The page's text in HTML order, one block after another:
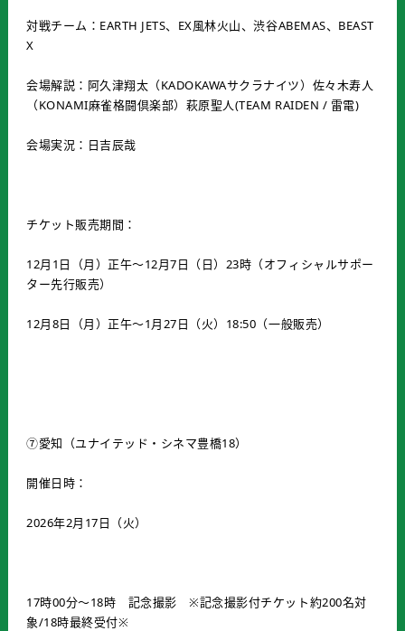
対戦チーム：EARTH JETS、EX風林火山、渋谷ABEMAS、BEAST
X
会場解説：阿久津翔太（KADOKAWAサクラナイツ）佐々木寿人
（KONAMI麻雀格闘倶楽部）萩原聖人(TEAM RAIDEN / 雷電)
会場実況：日吉辰哉
チケット販売期間：
12月1日（月）正午～12月7日（日）23時（オフィシャルサポー
ター先行販売）
12月8日（月）正午～1月27日（火）18:50（一般販売）
⑦愛知（ユナイテッド・シネマ豊橋18）
開催日時：
2026年2月17日（火）
17時00分～18時 記念撮影 ※記念撮影付チケット約200名対
象/18時最終受付※